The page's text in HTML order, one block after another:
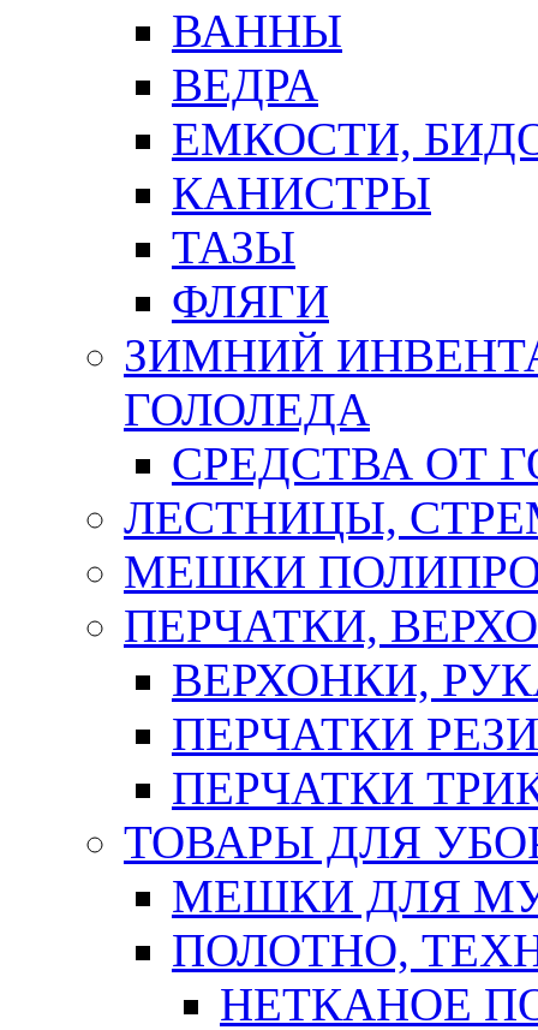
ВАННЫ
ВЕДРА
ЕМКОСТИ,
КАНИСТРЫ
ТАЗЫ
ФЛЯГИ
ЗИМНИЙ
ГОЛОЛЕДА
СРЕДСТВА ОТ
ЛЕСТНИЦЫ,
МЕШКИ
ПЕРЧАТКИ,
ВЕРХОНКИ,
ПЕРЧАТКИ
ПЕРЧАТКИ
ТОВАРЫ ДЛЯ
МЕШКИ ДЛЯ
ПОЛОТНО,
НЕТКАНОЕ